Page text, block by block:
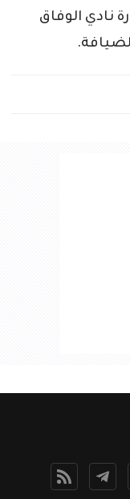
نادي الوفاق